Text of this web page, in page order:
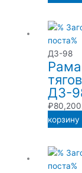
ДЗ-98
Рама
ДЗ-
₽
корзину